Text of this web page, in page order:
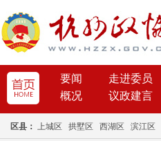
要闻 走进委员
概况
议政建言
区县： 上城区 拱墅区 西湖区 滨江区